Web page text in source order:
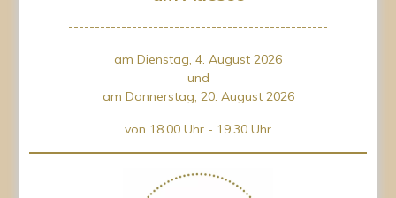
-------------------------------------------------
am Dienstag, 4. August 2026
und
am Donnerstag, 20. August 2026
von 18.00 Uhr - 19.30 Uhr